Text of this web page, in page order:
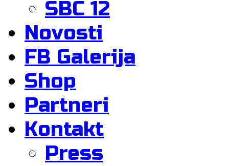
SBC 12
Novosti
FB Galerija
Shop
Partneri
Kontakt
Press